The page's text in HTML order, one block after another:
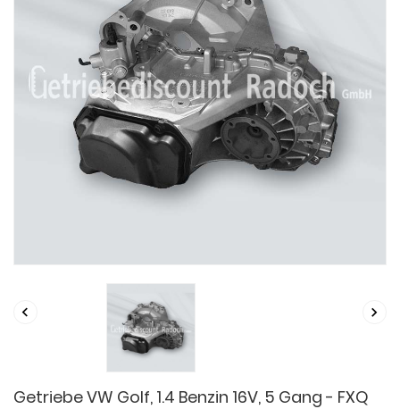
 
Getriebe VW Golf, 1.4 Benzin 16V, 5 Gang - FXQ